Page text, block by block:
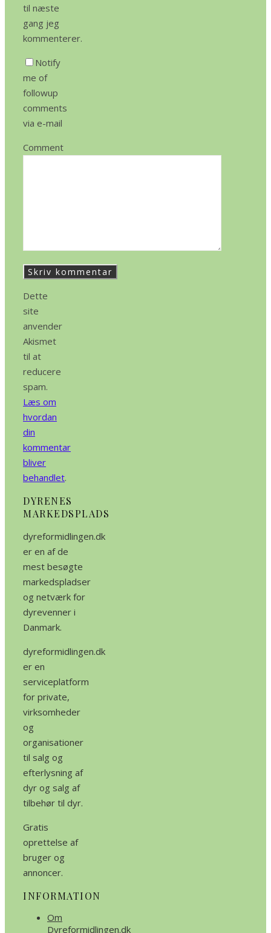
til næste
gang jeg
kommenterer.
Notify
me of
followup
comments
via e-mail
Comment
Dette
site
anvender
Akismet
til at
reducere
spam.
Læs om
hvordan
din
kommentar
bliver
behandlet.
DYRENES
MARKEDSPLADS
dyreformidlingen.dk
er en af de
mest besøgte
markedspladser
og netværk for
dyrevenner i
Danmark.
dyreformidlingen.dk
er en
serviceplatform
for private,
virksomheder
og
organisationer
til salg og
efterlysning af
dyr og salg af
tilbehør til dyr.
Gratis
oprettelse af
bruger og
annoncer.
INFORMATION
Om
Dyreformidlingen.dk